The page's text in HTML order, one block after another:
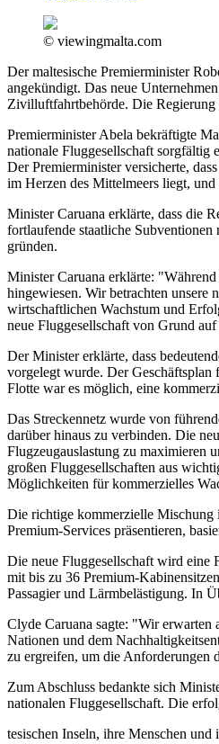
© viewingmalta.com
Der maltesische Premierminister
angekündigt. Das neue
Zivilluftfahrtbehörde. Die
Premierminister Abela bekräftigte
nationale Fluggesellschaft sorgfältig
Der Premierminister versicherte,
im Herzen des Mittelmeers liegt,
Minister Caruana erklärte, dass die
fortlaufende staatliche Subventionen
gründen.
Minister Caruana erklärte:
hingewiesen. Wir betrachten unsere
wirtschaftlichen Wachstum und
neue Fluggesellschaft von Grund
Der Minister erklärte, dass
vorgelegt wurde. Der Geschäftsplan
Flotte war es möglich, eine
Das Streckennetz wurde von
darüber hinaus zu verbinden. Die
Flugzeugauslastung zu maximieren
großen Fluggesellschaften aus
Möglichkeiten für kommerzielles
Die richtige kommerzielle Mischung
Premium-Services präsentieren,
Die neue Fluggesellschaft wird eine
mit bis zu 36 Premium-
Passagier und Lärmbelästigung. In
Clyde Caruana sagte: "Wir
Nationen und dem
zu ergreifen, um die
Zum Abschluss bedankte sich
nationalen Fluggesellschaft. Die
tesischen Inseln, ihre Menschen